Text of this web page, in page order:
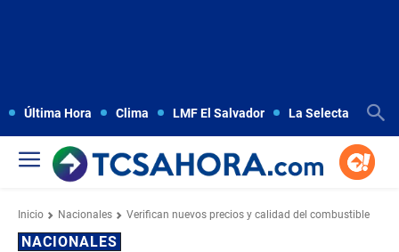
Última Hora Clima LMF El Salvador La Selecta
Inicio Nacionales Verifican nuevos precios y calidad del combustible
NACIONALES